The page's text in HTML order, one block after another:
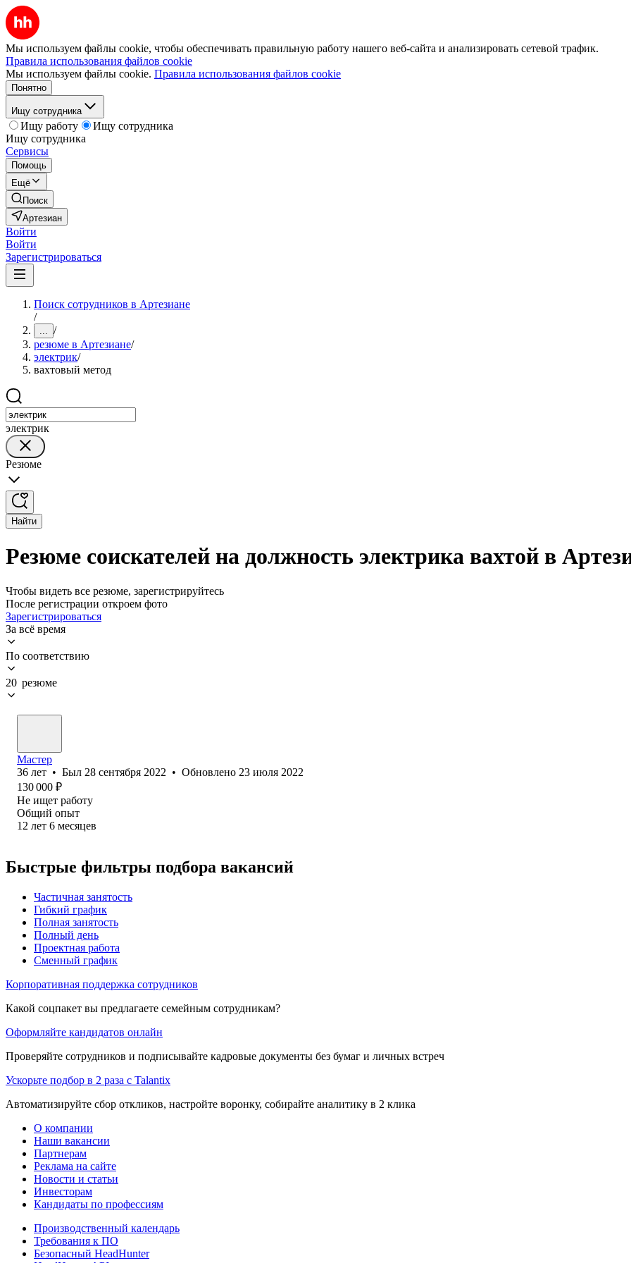
Мы используем файлы cookie, чтобы обеспечивать правильную работу нашего веб-сайта и анализировать сетевой трафик.
Правила использования файлов cookie
Мы используем файлы cookie. Правила использования файлов cookie
Понятно
Ищу сотрудника
Ищу работу
Ищу сотрудника
Ищу сотрудника
Сервисы
Помощь
Ещё
Поиск
Артезиан
Войти
Войти
Зарегистрироваться
Поиск сотрудников в Артезиане
/
... /
резюме в Артезиане/
электрик/
вахтовый метод
электрик
Резюме
Найти
Резюме соискателей на должность электрика вахтой в
Чтобы видеть все резюме, зарегистрируйтесь
После регистрации откроем фото
Зарегистрироваться
За всё время
По соответствию
20 резюме
Мастер
36 лет • Был 28 сентября 2022 • Обновлено 23 июля 2022
130 000 ₽
Не ищет работу
Общий опыт
12 лет 6 месяцев
Быстрые фильтры подбора вакансий
Частичная занятость
Гибкий график
Полная занятость
Полный день
Проектная работа
Сменный график
Корпоративная поддержка сотрудников
Какой соцпакет вы предлагаете семейным сотрудникам?
Оформляйте кандидатов онлайн
Проверяйте сотрудников и подписывайте кадровые документы без бумаг и личных встреч
Ускорьте подбор в 2 раза с Talantix
Автоматизируйте сбор откликов, настройте воронку, собирайте аналитику в 2 клика
О компании
Наши вакансии
Партнерам
Реклама на сайте
Новости и статьи
Инвесторам
Кандидаты по профессиям
Производственный календарь
Требования к ПО
Безопасный HeadHunter